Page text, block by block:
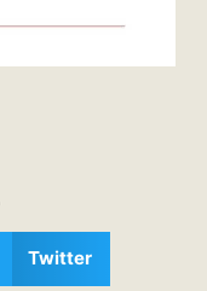
Twitter